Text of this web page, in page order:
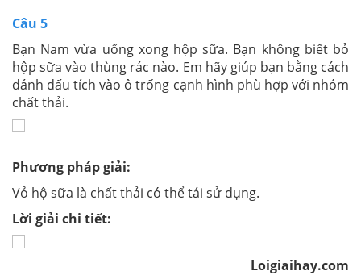
Câu 5
Bạn Nam vừa uống xong hộp sữa. Bạn không biết bỏ
hộp sữa vào thùng rác nào. Em hãy giúp bạn bằng cách
đánh dấu tích vào ô trống cạnh hình phù hợp với nhóm
chất thải.
Phương pháp giải:
Vỏ hộ sữa là chất thải có thể tái sử dụng.
Lời giải chi tiết:
Loigiaihay.com